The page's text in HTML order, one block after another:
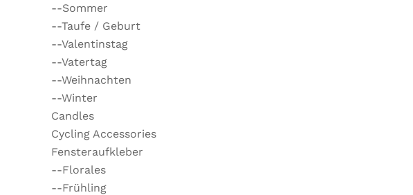
--Sommer
--Taufe / Geburt
--Valentinstag
--Vatertag
--Weihnachten
--Winter
Candles
Cycling Accessories
Fensteraufkleber
--Florales
--Frühling